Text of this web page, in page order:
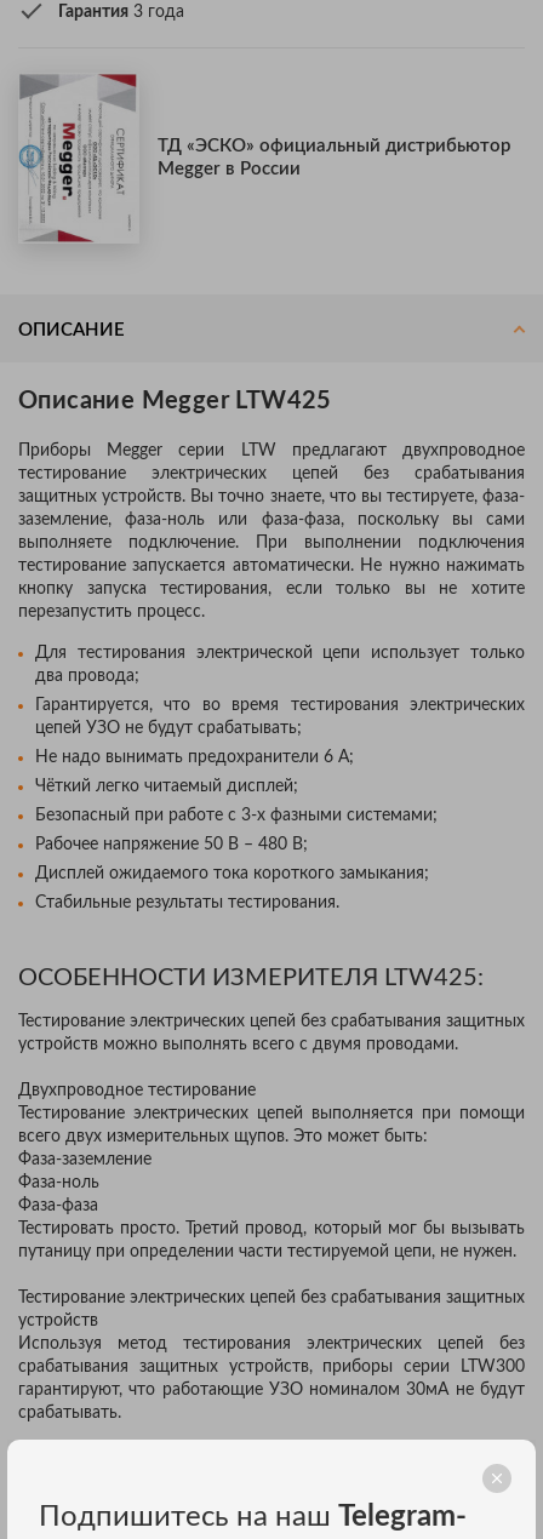
Гарантия 3 года
ТД «ЭСКО» официальный дистрибьютор
Megger в России
ОПИСАНИЕ
Описание Megger LTW425
Приборы Megger серии LTW предлагают двухпроводное
тестирование электрических цепей без срабатывания
защитных устройств. Вы точно знаете, что вы тестируете, фаза-
заземление, фаза-ноль или фаза-фаза, поскольку вы сами
выполняете подключение. При выполнении подключения
тестирование запускается автоматически. Не нужно нажимать
кнопку запуска тестирования, если только вы не хотите
перезапустить процесс.
Для тестирования электрической цепи использует только
два провода;
Гарантируется, что во время тестирования электрических
цепей УЗО не будут срабатывать;
Не надо вынимать предохранители 6 А;
Чёткий легко читаемый дисплей;
Безопасный при работе с 3-х фазными системами;
Рабочее напряжение 50 В – 480 В;
Дисплей ожидаемого тока короткого замыкания;
Стабильные результаты тестирования.
ОСОБЕННОСТИ ИЗМЕРИТЕЛЯ LTW425:
Тестирование электрических цепей без срабатывания защитных
устройств можно выполнять всего с двумя проводами.
Двухпроводное тестирование
Тестирование электрических цепей выполняется при помощи
всего двух измерительных щупов. Это может быть:
Фаза-заземление
Фаза-ноль
Фаза-фаза
Тестировать просто. Третий провод, который мог бы вызывать
путаницу при определении части тестируемой цепи, не нужен.
Тестирование электрических цепей без срабатывания защитных
устройств
Используя метод тестирования электрических цепей без
срабатывания защитных устройств, приборы серии LTW300
гарантируют, что работающие УЗО номиналом 30мА не будут
срабатывать.
LTW использует сложную схему определения шума, которая
непрерывно контролирует подачу напряжения во время
Подпишитесь на наш Telegram-